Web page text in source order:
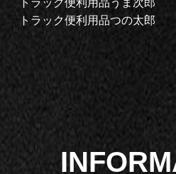
トラック便利用品つの太郎